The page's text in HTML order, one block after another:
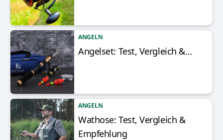
Artikel anzeigen
ANGELN
Angelset: Test, Vergleich &…
Artikel anzeigen
ANGELN
Wathose: Test, Vergleich &
Empfehlung